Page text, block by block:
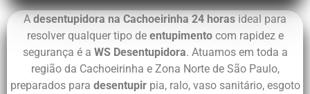
A desentupidora na Cachoeirinha 24 horas ideal para
resolver qualquer tipo de entupimentocom rapidez e
segurança é a WS Desentupidora. Atuamos em toda a
região da Cachoeirinha e Zona Norte de São Paulo,
preparados para desentupirpia, ralo, vaso sanitário, esgoto